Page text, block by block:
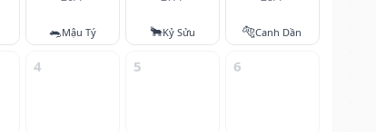
🐀Mậu Tý 🐂Kỷ Sửu 🐅Canh Dần
4 5 6